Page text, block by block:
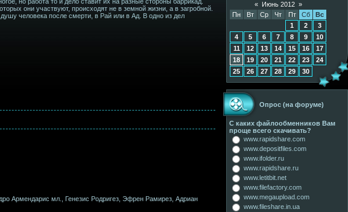
они участвуют, происходят не в земной жизни, а в загробной.
человека после смерти, в Рай или в Ад. В одно из дел
Армендарис мл., Генезис Родригез, Эфрен Рамирез, Адриан
« Июнь 2012 »
Пн
Вт Ср Чт Пт Сб
Вс
1
2
3
4
5 6 7 8 9
10
11
12 13 14 15 16
17
18
19 20 21 22 23
24
25
26 27 28 29 30
Опрос (на форуме)
С каких файлообменников Вам
проще всего скачивать?
www.rapidshare.com
www.depositfiles.com
www.ifolder.ru
www.rapidshare.ru
www.letitbit.net
www.filefactory.com
www.megaupload.com
www.fileshare.in.ua